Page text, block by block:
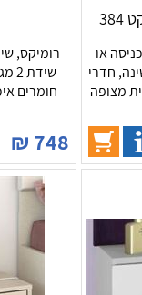
כניסה או
חדרי
מצופה
רומיקס,
חומרים
748
₪